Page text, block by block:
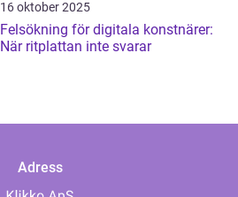
16 oktober 2025
Felsökning för digitala konstnärer:
När ritplattan inte svarar
Adress